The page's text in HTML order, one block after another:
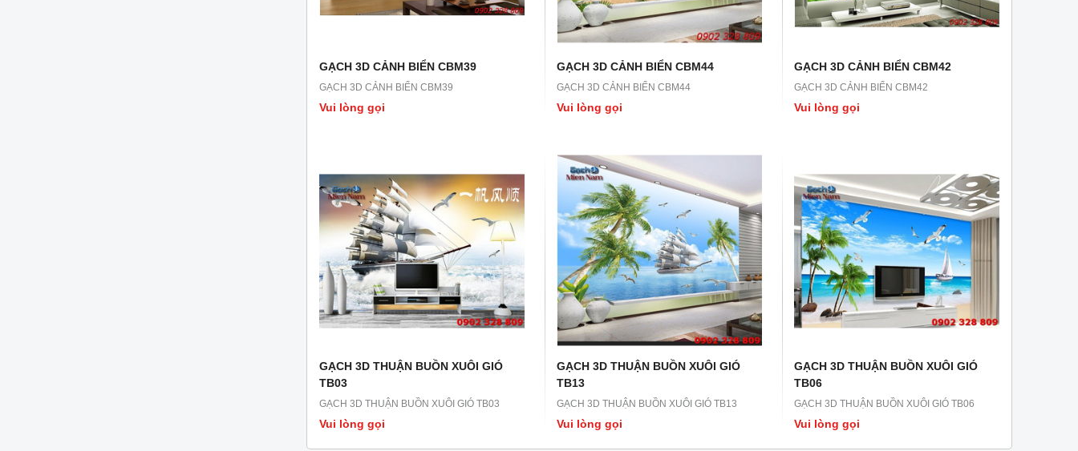
GẠCH 3D CẢNH BIỂN CBM39
GẠCH 3D CẢNH BIỂN CBM39
Vui lòng gọi
GẠCH 3D CẢNH BIỂN CBM44
GẠCH 3D CẢNH BIỂN CBM44
Vui lòng gọi
GẠCH 3D CẢNH BIỂN CBM42
GẠCH 3D CẢNH BIỂN CBM42
Vui lòng gọi
GẠCH 3D THUẬN BUỒN XUÔI GIÓ
TB03
GẠCH 3D THUẬN BUỒN XUÔI GIÓ TB03
Vui lòng gọi
GẠCH 3D THUẬN BUỒN XUÔI GIÓ
TB13
GẠCH 3D THUẬN BUỒN XUÔI GIÓ TB13
Vui lòng gọi
GẠCH 3D THUẬN BUỒN XUÔI GIÓ
TB06
GẠCH 3D THUẬN BUỒN XUÔI GIÓ TB06
Vui lòng gọi